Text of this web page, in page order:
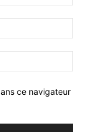
ce navigateur